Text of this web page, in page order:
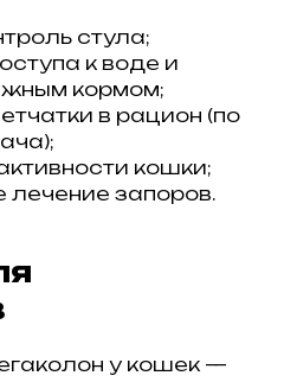
стула;
к воде и
кормом;
в рацион (по
кошки;
лечение запоров.
у кошек —